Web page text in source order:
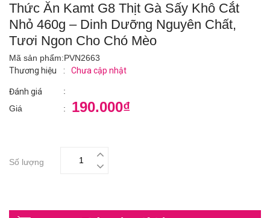
Thức Ăn Kamt G8 Thịt Gà Sấy Khô Cắt
Nhỏ 460g – Dinh Dưỡng Nguyên Chất,
Tươi Ngon Cho Chó Mèo
Mã sản phẩm:PVN2663
Thương hiệu
: Chưa cập nhật
Đánh giá
:
Giá
: 190.000₫
Số lượng